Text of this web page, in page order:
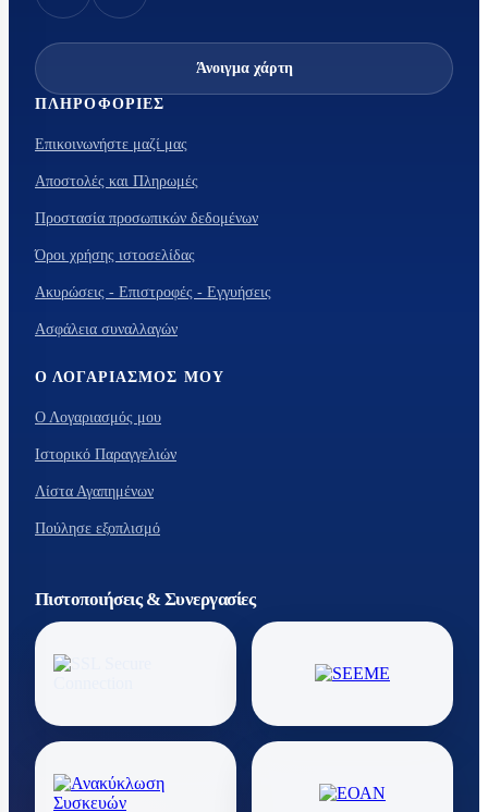
Άνοιγμα χάρτη
ΠΛΗΡΟΦΟΡΊΕΣ
Επικοινωνήστε μαζί μας
Αποστολές και Πληρωμές
Προστασία προσωπικών δεδομένων
Όροι χρήσης ιστοσελίδας
Ακυρώσεις - Επιστροφές - Εγγυήσεις
Ασφάλεια συναλλαγών
Ο ΛΟΓΑΡΙΑΣΜΌΣ ΜΟΥ
Ο Λογαριασμός μου
Ιστορικό Παραγγελιών
Λίστα Αγαπημένων
Πούλησε εξοπλισμό
Πιστοποιήσεις & Συνεργασίες